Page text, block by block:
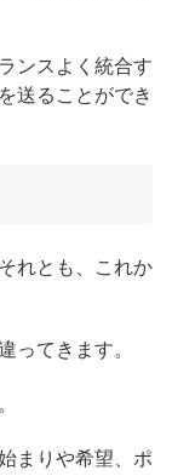
ンスよく統合す
送ることができ
れとも、これか
ってきます。
まりや希望、ポ